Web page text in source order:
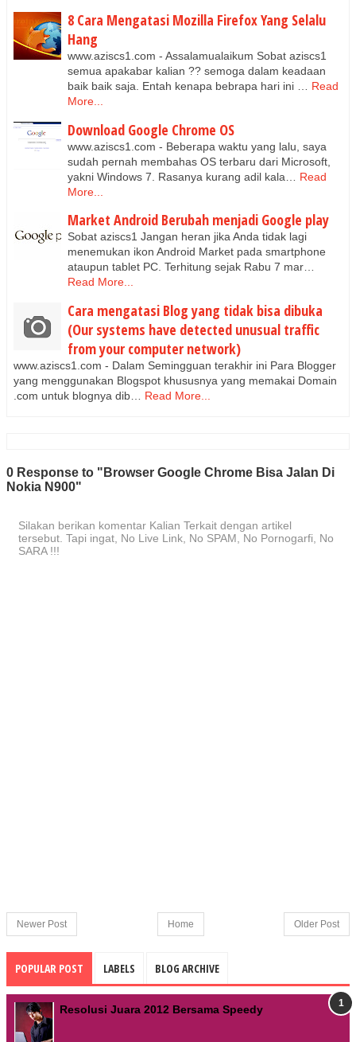
8 Cara Mengatasi Mozilla Firefox Yang Selalu
Hang
www.aziscs1.com - Assalamualaikum Sobat aziscs1
semua apakabar kalian ?? semoga dalam keadaan
baik baik saja. Entah kenapa bebrapa hari ini …
Read
More...
Download Google Chrome OS
www.aziscs1.com - Beberapa waktu yang lalu, saya
sudah pernah membahas OS terbaru dari Microsoft,
yakni Windows 7. Rasanya kurang adil kala…
Read
More...
Market Android Berubah menjadi Google play
Sobat aziscs1 Jangan heran jika Anda tidak lagi
menemukan ikon Android Market pada smartphone
ataupun tablet PC. Terhitung sejak Rabu 7 mar…
Read More...
Cara mengatasi Blog yang tidak bisa dibuka
(Our systems have detected unusual traffic
from your computer network)
www.aziscs1.com - Dalam Semingguan terakhir ini Para Blogger
yang menggunakan Blogspot khususnya yang memakai Domain
.com untuk blognya dib…
Read More...
0 Response to "Browser Google Chrome Bisa Jalan Di
Nokia N900"
Silakan berikan komentar Kalian Terkait dengan artikel
tersebut. Tapi ingat, No Live Link, No SPAM, No Pornogarfi, No
SARA !!!
Newer Post Older Post
Home
POPULAR POST LABELS BLOG ARCHIVE
Resolusi Juara 2012 Bersama Speedy